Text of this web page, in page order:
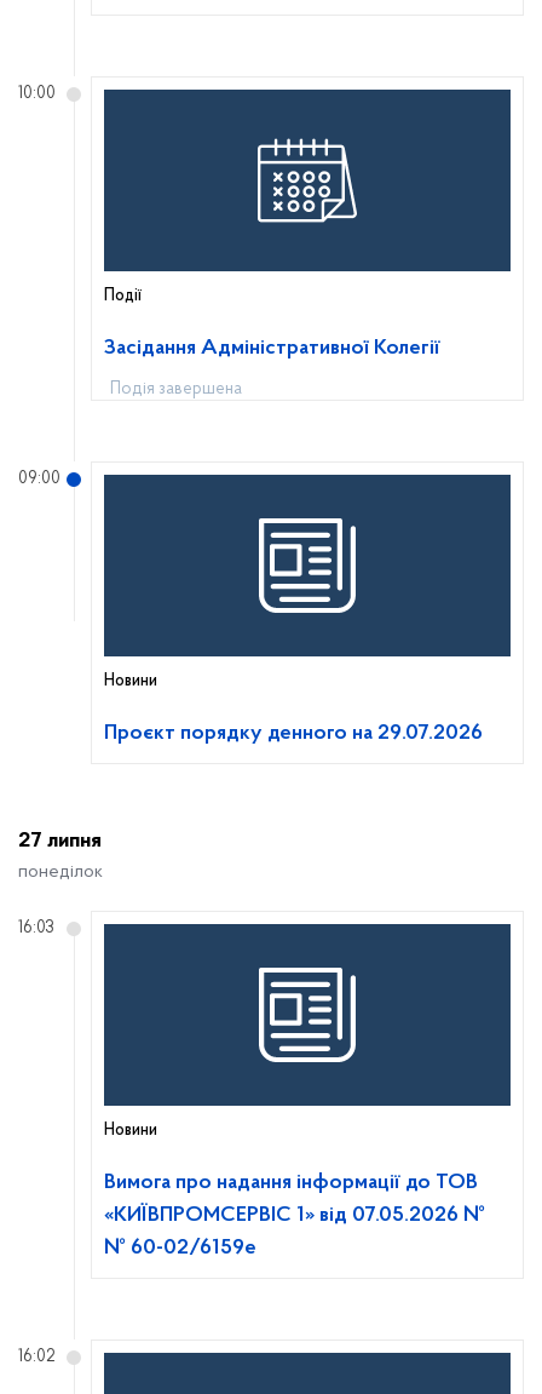
Події
Засідання Адміністративної Колегії
Подія завершена
10:00
Новини
Проєкт порядку денного на 29.07.2026
09:00
27 липня
понеділок
Новини
Вимога про надання інформації до ТОВ
«КИЇВПРОМСЕРВІС 1» від 07.05.2026 №
№ 60-02/6159е
16:03
16:02